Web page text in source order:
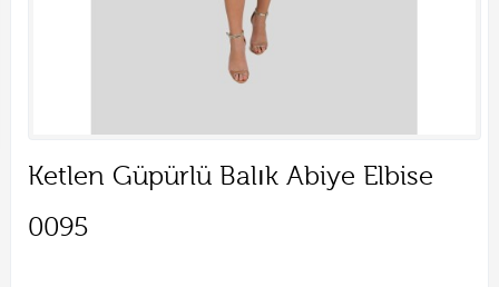
Ketlen Güpürlü Balık Abiye Elbise
0095